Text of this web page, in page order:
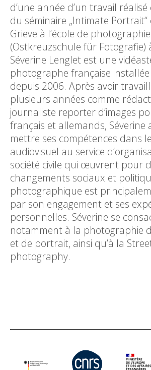
d’une année d’un travail
du séminaire „Intimate Portrait“
Grieve à l’école de
(Ostkreuzschule für Fotografie)
Séverine Lenglet est une
photographe française
depuis 2006. Après avoir
plusieurs années comme
journaliste reporter d’images
français et allemands, Séverine
mettre ses compétences dans
audiovisuel au service
société civile qui œuvrent pour
changements sociaux et
photographique est
par son engagement et ses
personnelles. Séverine se
notamment à la photographie
et de portrait, ainsi qu’à la
photography.